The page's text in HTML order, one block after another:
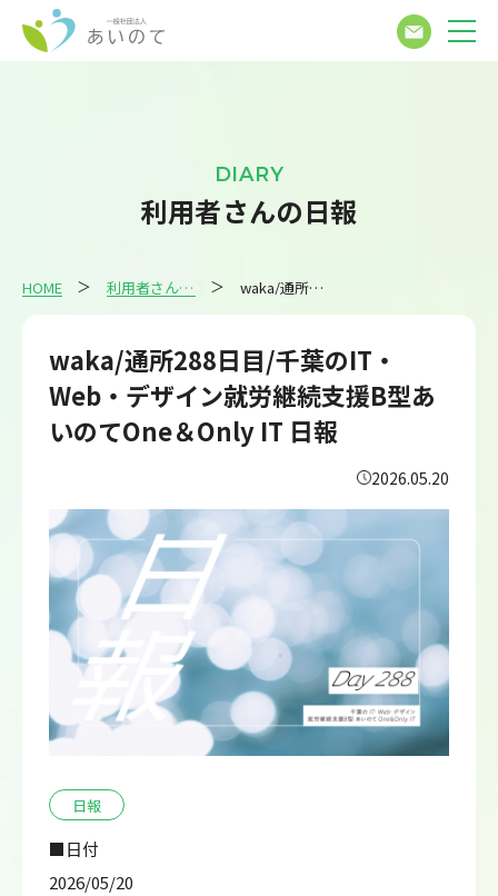
DIARY
利用者さんの日報
HOME 利用者さんの日報 waka/通所288日目/千葉のIT・Web・デザイン就労継続支援B型あいのてOne＆Only IT 日報
waka/通所288日目/千葉のIT・
Web・デザイン就労継続支援B型あ
いのてOne＆Only IT 日報
2026.05.20
日報
■日付
2026/05/20